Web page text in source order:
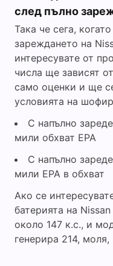
след пълно
Така че сега,
зареждането на
интересувате от
числа ще зависят
само оценки и ще
условията на
С напълно
мили обхват EPA
С напълно
мили EPA в обхват
Ако се
батерията на
около 147 к.с., и
генерира 214, моля,